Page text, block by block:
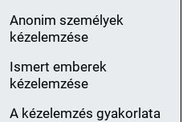
Anonim személyek
kézelemzése
Ismert emberek
kézelemzése
A kézelemzés gyakorlata